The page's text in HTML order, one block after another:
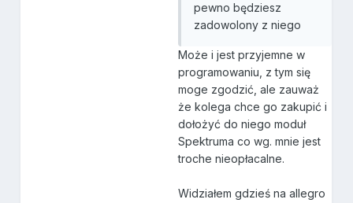
pewno będziesz
zadowolony z niego
Może i jest przyjemne w
programowaniu, z tym się
moge zgodzić, ale zauważ
że kolega chce go zakupić i
dołożyć do niego moduł
Spektruma co wg. mnie jest
troche nieopłacalne.
Widziałem gdzieś na allegro